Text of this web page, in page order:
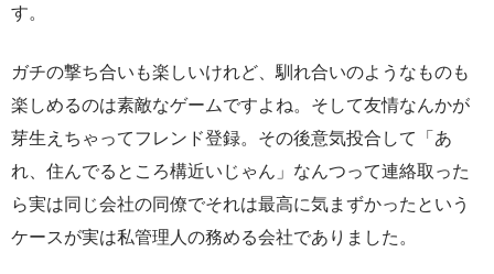
す。
ガチの撃ち合いも楽しいけれど、馴れ合いのようなものも
楽しめるのは素敵なゲームですよね。そして友情なんかが
芽生えちゃってフレンド登録。その後意気投合して「あ
れ、住んでるところ構近いじゃん」なんつって連絡取った
ら実は同じ会社の同僚でそれは最高に気まずかったという
ケースが実は私管理人の務める会社でありました。